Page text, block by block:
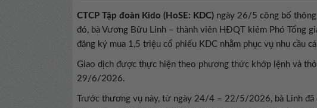
CTCP Tập đoàn Kido (HoSE: KDC) ngày 26/5 công bố
đó, bà Vương Bửu Linh – thành viên HĐQT kiêm Phó Tổng
đăng ký mua 1,5 triệu cổ phiếu KDC nhằm phục vụ nhu cầu cá
Giao dịch được thực hiện theo phương thức khớp lệnh và
29/6/2026.
Trước thương vụ này, từ ngày 24/4 – 22/5/2026, bà Linh